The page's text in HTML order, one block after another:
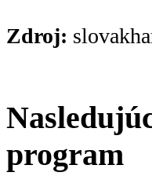
Zdroj:
program